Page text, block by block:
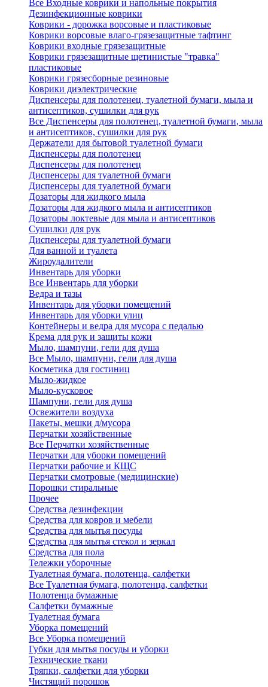
Все Входные коврики и напольные покрытия
Дезинфекционные коврики
Коврики - дорожка ворсовые и пластиковые
Коврики ворсовые влаго-грязезащитные тафтинг
Коврики входные грязезащитные
Коврики грязезащитные щетинистые "травка"
пластиковые
Коврики грязесборные резиновые
Коврики диэлектрические
Диспенсеры для полотенец, туалетной бумаги, мыла и
антисептиков, сушилки для рук
Все Диспенсеры для полотенец, туалетной бумаги, мыла
и антисептиков, сушилки для рук
Держатели для бытовой туалетной бумаги
Диспенсеры для полотенец
Диспенсеры для полотенец
Диспенсеры для туалетной бумаги
Диспенсеры для туалетной бумаги
Дозаторы для жидкого мыла
Дозаторы для жидкого мыла и антисептиков
Дозаторы локтевые для мыла и антисептиков
Сушилки для рук
Диспенсеры для туалетной бумаги
Для ванной и туалета
Жироудалители
Инвентарь для уборки
Все Инвентарь для уборки
Ведра и тазы
Инвентарь для уборки помещений
Инвентарь для уборки улиц
Контейнеры и ведра для мусора с педалью
Крема для рук и защиты кожи
Мыло, шампуни, гели для душа
Все Мыло, шампуни, гели для душа
Косметика для гостиниц
Мыло-жидкое
Мыло-кусковое
Шампуни, гели для душа
Освежители воздуха
Пакеты, мешки д/мусора
Перчатки хозяйственные
Все Перчатки хозяйственные
Перчатки для уборки помещений
Перчатки рабочие и КЩС
Перчатки смотровые (медицинские)
Порошки стиральные
Прочее
Средства дезинфекции
Средства для ковров и мебели
Средства для мытья посуды
Средства для мытья стекол и зеркал
Средства для пола
Тележки уборочные
Туалетная бумага, полотенца, салфетки
Все Туалетная бумага, полотенца, салфетки
Полотенца бумажные
Салфетки бумажные
Туалетная бумага
Уборка помещений
Все Уборка помещений
Губки для мытья посуды и уборки
Технические ткани
Тряпки, салфетки для уборки
Чистящий порошок